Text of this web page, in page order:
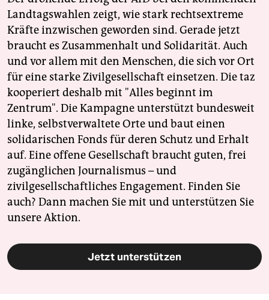
Landtagswahlen zeigt, wie stark rechtsextreme
Kräfte inzwischen geworden sind. Gerade jetzt
braucht es Zusammenhalt und Solidarität. Auch
und vor allem mit den Menschen, die sich vor Ort
für eine starke Zivilgesellschaft einsetzen. Die taz
kooperiert deshalb mit "Alles beginnt im
Zentrum". Die Kampagne unterstützt bundesweit
linke, selbstverwaltete Orte und baut einen
solidarischen Fonds für deren Schutz und Erhalt
auf. Eine offene Gesellschaft braucht guten, frei
zugänglichen Journalismus – und
zivilgesellschaftliches Engagement. Finden Sie
auch? Dann machen Sie mit und unterstützen Sie
unsere Aktion.
Jetzt unterstützen